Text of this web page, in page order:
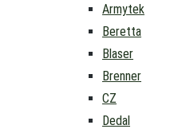
Armytek
Beretta
Blaser
Brenner
CZ
Dedal